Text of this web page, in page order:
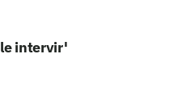
intervir'